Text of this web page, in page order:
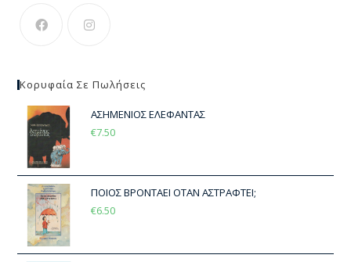
Κορυφαία Σε Πωλήσεις
ΑΣΗΜΕΝΙΟΣ ΕΛΕΦΑΝΤΑΣ
€7.50
ΠΟΙΟΣ ΒΡΟΝΤΑΕΙ ΟΤΑΝ ΑΣΤΡΑΦΤΕΙ;
€6.50